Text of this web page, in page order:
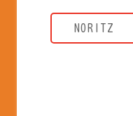
NORITZ